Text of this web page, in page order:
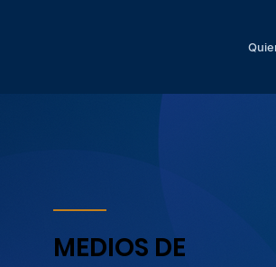
MEDIOS DE